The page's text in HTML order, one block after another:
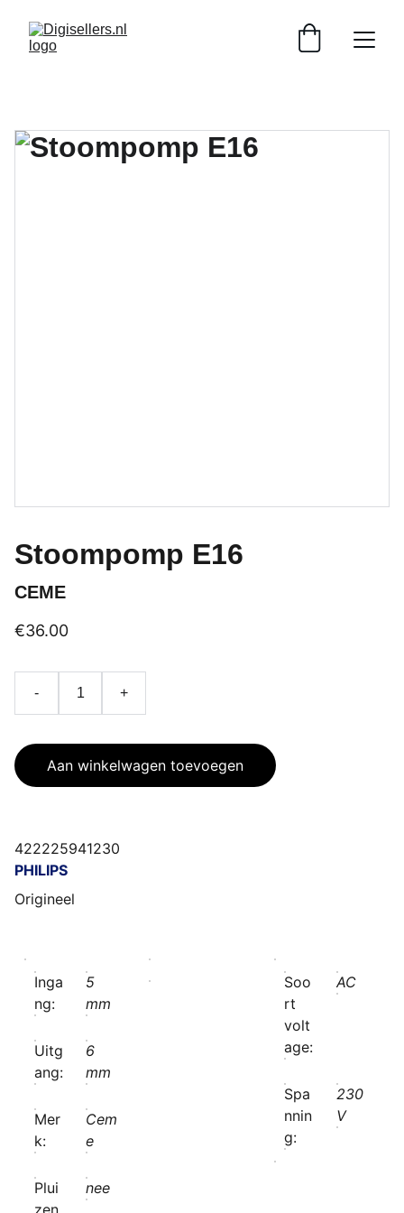
Stoompomp E16
CEME
€36.00
- +
Aan winkelwagen toevoegen
422225941230
PHILIPS
Origineel
Inga
ng:
5
mm
Uitg
ang:
6
mm
Mer
k:
Cem
e
Plui
zen
nee
Soo
rt
volt
age:
AC
Spa
nnin
g:
230
V